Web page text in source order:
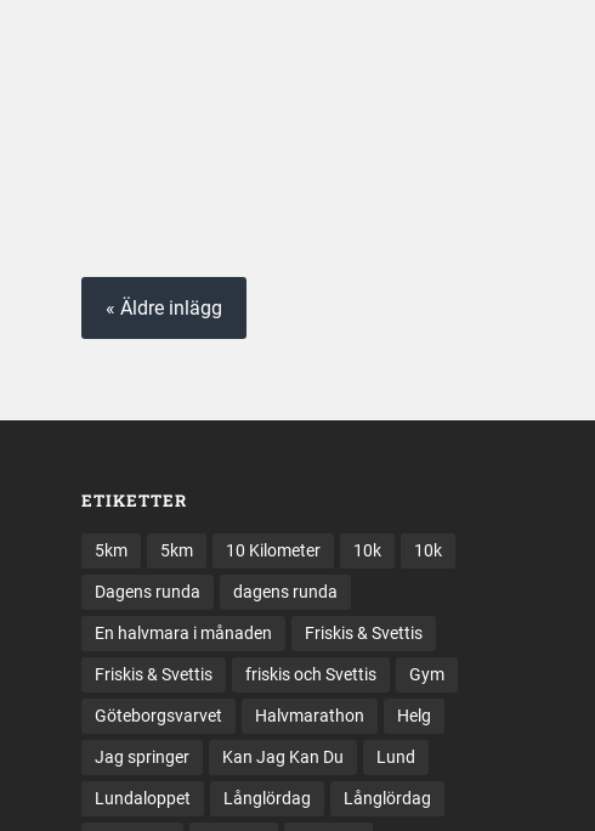
« Äldre inlägg
ETIKETTER
5km 5km 10 Kilometer 10k 10k
Dagens runda dagens runda
En halvmara i månaden Friskis & Svettis
Friskis & Svettis friskis och Svettis Gym
Göteborgsvarvet Halvmarathon Helg
Jag springer Kan Jag Kan Du Lund
Lundaloppet Långlördag Långlördag